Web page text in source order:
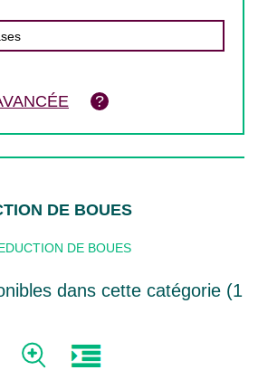
DE BOUES
DE BOUES
dans cette catégorie (1